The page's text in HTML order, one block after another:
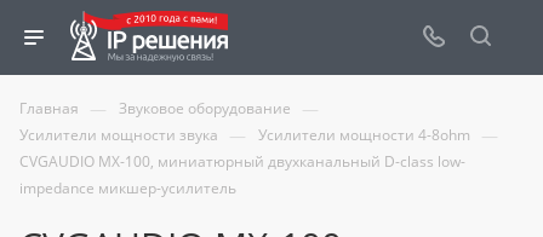
Главная — Звуковое оборудование —
Усилители мощности звука — Усилители мощности 4-8ohm —
CVGAUDIO MX-100, миниатюрный двухканальный D-class low-
impedance микшер-усилитель